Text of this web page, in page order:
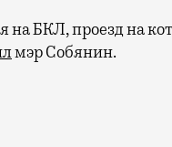
на БКЛ, проезд на
мэр Собянин.